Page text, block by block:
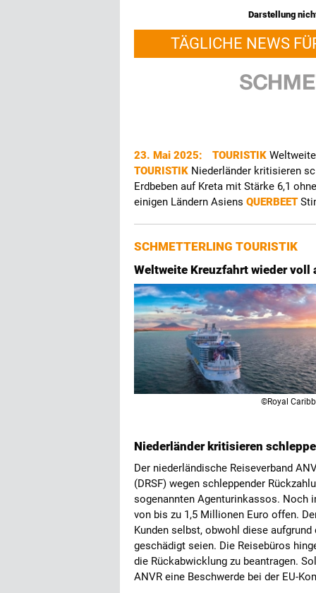
Darstellung
TÄGLICHE NEWS
23. Mai 2025: TOURISTIK
TOURISTIK Niederländer kritisieren
Erdbeben auf Kreta mit Stärke 6,1
einigen Ländern Asiens QUERBEET
SCHMETTERLING TOURISTIK
Weltweite Kreuzfahrt wieder voll
©Royal
Niederländer kritisieren
Der niederländische Reiseverband
(DRSF) wegen schleppender
sogenannten Agenturinkassos. Noch
von bis zu 1,5 Millionen Euro offen.
Kunden selbst, obwohl diese
geschädigt seien. Die Reisebüros
die Rückabwicklung zu beantragen.
ANVR eine Beschwerde bei der EU-